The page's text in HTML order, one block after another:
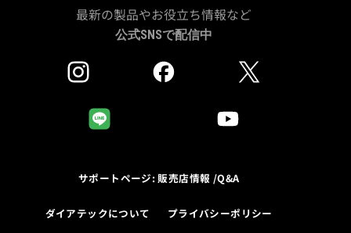
最新の製品やお役立ち情報など
公式SNSで配信中
サポートページ: 販売店情報 /Q&A
ダイアテックについて プライバシーポリシー